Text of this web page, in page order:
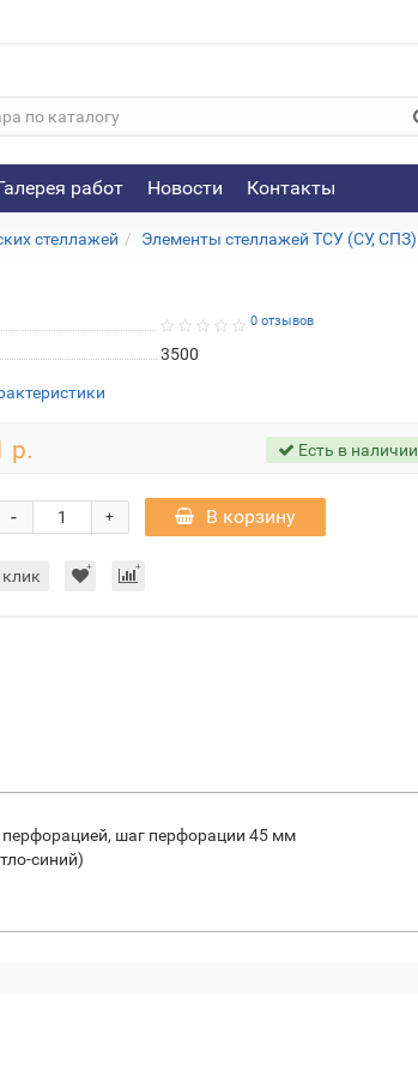
работ Новости Контакты
стеллажей Элементы стеллажей ТСУ (СУ, СПЗ)
0 отзывов
3500
р. Есть в наличии
+
- В корзину
шаг перфорации 45 мм
синий)